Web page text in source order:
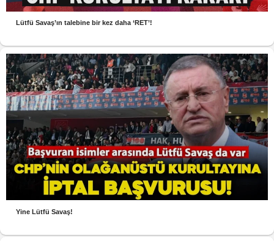
Lütfü Savaş’ın talebine bir kez daha ‘RET’!
Yine Lütfü Savaş!